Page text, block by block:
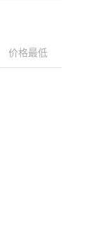
价格最低